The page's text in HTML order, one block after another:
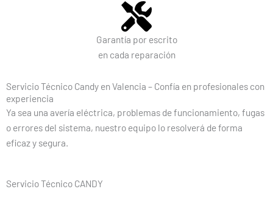
Garantía por escrito
en cada reparación
Servicio Técnico Candy en Valencia – Confía en profesionales con
experiencia
Ya sea una avería eléctrica, problemas de funcionamiento, fugas
o errores del sistema, nuestro equipo lo resolverá de forma
eficaz y segura.
Servicio Técnico CANDY